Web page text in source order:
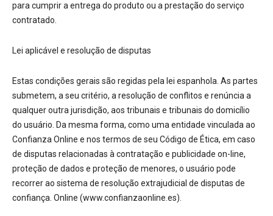
para cumprir a entrega do produto ou a prestação do serviço
contratado.
Lei aplicável e resolução de disputas
Estas condições gerais são regidas pela lei espanhola. As partes
submetem, a seu critério, a resolução de conflitos e renúncia a
qualquer outra jurisdição, aos tribunais e tribunais do domicílio
do usuário. Da mesma forma, como uma entidade vinculada ao
Confianza Online e nos termos de seu Código de Ética, em caso
de disputas relacionadas à contratação e publicidade on-line,
proteção de dados e proteção de menores, o usuário pode
recorrer ao sistema de resolução extrajudicial de disputas de
confiança. Online (www.confianzaonline.es).